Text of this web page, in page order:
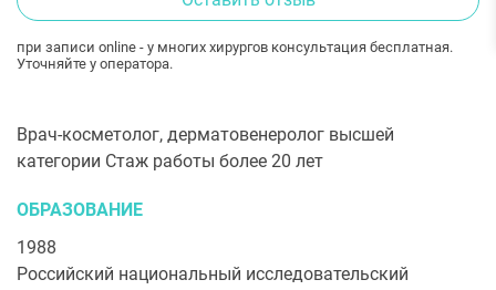
при записи online - у многих хирургов консультация бесплатная.
Уточняйте у оператора.
Врач-косметолог, дерматовенеролог высшей
категории Стаж работы более 20 лет
ОБРАЗОВАНИЕ
1988
Российский национальный исследовательский